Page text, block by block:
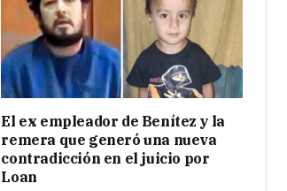
El ex empleador de Benítez y la
remera que generó una nueva
contradicción en el juicio por
Loan